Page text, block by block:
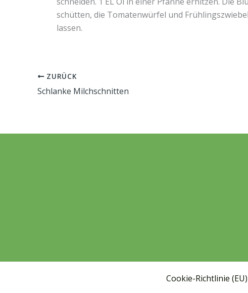
schütten, die Tomatenwürfel und
lassen.
ZURÜCK
Schlanke Milchschnitten
Cookie-Richtlinie (EU)